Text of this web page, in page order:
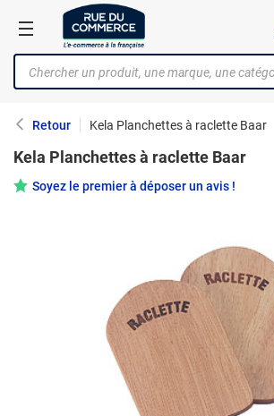
Retour Kela Planchettes à raclette Baar
Kela Planchettes à raclette Baar
Soyez le premier à déposer un avis !